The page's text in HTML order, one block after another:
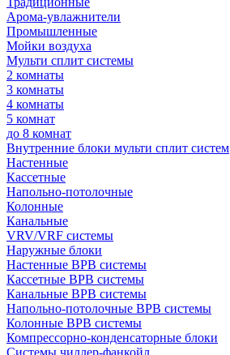
Арома-увлажнители
Промышленные
Мойки воздуха
Мульти сплит системы
2 комнаты
3 комнаты
4 комнаты
5 комнат
до 8 комнат
Внутренние блоки мульти сплит систем
Настенные
Кассетные
Напольно-потолочные
Колонные
Канальные
VRV/VRF системы
Наружные блоки
Настенные ВРВ системы
Кассетные ВРВ системы
Канальные ВРВ системы
Напольно-потолочные ВРВ системы
Колонные ВРВ системы
Компрессорно-конденсаторные блоки
Системы чиллер-фанкойл